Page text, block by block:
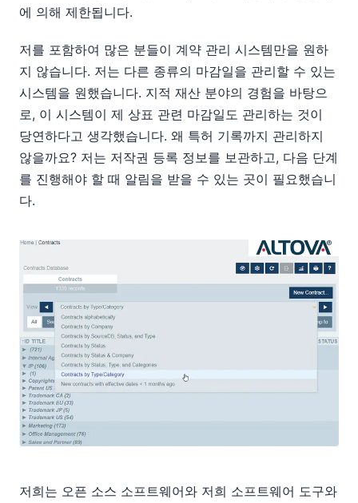
에 의해 제한됩니다.
저를 포함하여 많은 분들이 계약 관리 시스템만을 원하
지 않습니다. 저는 다른 종류의 마감일을 관리할 수 있는
시스템을 원했습니다. 지적 재산 분야의 경험을 바탕으
로, 이 시스템이 제 상표 관련 마감일도 관리하는 것이
당연하다고 생각했습니다. 왜 특허 기록까지 관리하지
않을까요? 저는 저작권 등록 정보를 보관하고, 다음 단계
를 진행해야 할 때 알림을 받을 수 있는 곳이 필요했습니
다.
저희는 오픈 소스 소프트웨어와 저희 소프트웨어 도구와